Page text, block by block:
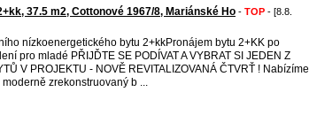
37.5 m2, Cottonové 1967/8, Mariánské Ho - TOP - [8.8.
nízkoenergetického bytu 2+kkPronájem bytu 2+KK po
pro mladé PŘIJĎTE SE PODÍVAT A VYBRAT SI JEDEN Z
V PROJEKTU - NOVĚ REVITALIZOVANÁ ČTVRŤ ! Nabízíme
zrekonstruovaný b ...